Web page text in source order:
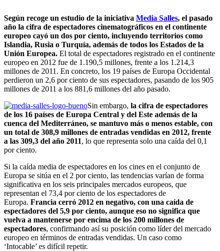
Según recoge un estudio de la iniciativa Media Salles, el pasado
año la cifra de espectadores cinematográficos en el continente
europeo cayó un dos por ciento, incluyendo territorios como
Islandia, Rusia o Turquía, además de todos los Estados de la
Unión Europea. El total de espectadores registrado en el continente
europeo en 2012 fue de 1.190,5 millones, frente a los 1.214,3
millones de 2011. En concreto, los 19 países de Europa Occidental
perdieron un 2,6 por ciento de sus espectadores, pasando de los 905
millones de 2011 a los 881,6 millones del año pasado.
Sin embargo, la cifra de espectadores
de los 16 países de Europa Central y del Este además de la
cuenca del Mediterráneo, se mantuvo más o menos estable, con
un total de 308,9 millones de entradas vendidas en 2012, frente
a las 309,3 del año 2011, lo que representa solo una caída del 0,1
por ciento.
Si la caída media de espectadores en los cines en el conjunto de
Europa se sitúa en el 2 por ciento, las tendencias varían de forma
significativa en los seis principales mercados europeos, que
representan el 73,4 por ciento de los espectadores de
Europa. Francia cerró 2012 en negativo, con una caída de
espectadores del 5,9 por ciento, aunque eso no significa que
vuelva a mantenerse por encima de los 200 millones de
espectadores, confirmando así su posición como líder del mercado
europeo en términos de entradas vendidas. Un caso como
‘Intocable’ es difícil repetir.